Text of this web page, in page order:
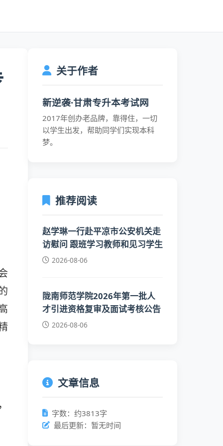
关于作者
新逆袭·甘肃专升本考试网
2017年创办老品牌，靠得住，一切
以学生出发，帮助同学们实现本科
梦。
推荐阅读
赵学琳一行赴平凉市公安机关走
访慰问 跟班学习教师和见习学生
2026-08-06
陇南师范学院2026年第一批人
才引进资格复审及面试考核公告
2026-08-06
文章信息
字数：约3813字
最后更新：暂无时间